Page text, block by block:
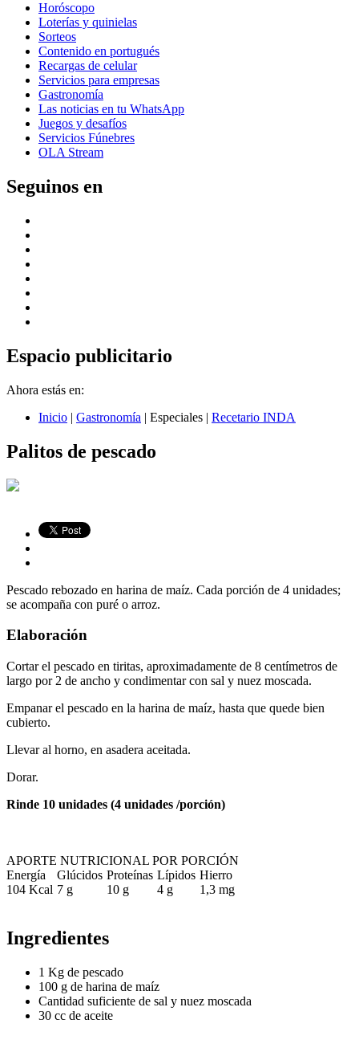
Horóscopo
Loterías y quinielas
Sorteos
Contenido en portugués
Recargas de celular
Servicios para empresas
Gastronomía
Las noticias en tu WhatsApp
Juegos y desafíos
Servicios Fúnebres
OLA Stream
Seguinos en
Espacio publicitario
Ahora estás en:
Inicio | Gastronomía | Especiales | Recetario INDA
Palitos de pescado
Pescado rebozado en harina de maíz. Cada porción de 4 unidades;
se acompaña con puré o arroz.
Elaboración
Cortar el pescado en tiritas, aproximadamente de 8 centímetros de
largo por 2 de ancho y condimentar con sal y nuez moscada.
Empanar el pescado en la harina de maíz, hasta que quede bien
cubierto.
Llevar al horno, en asadera aceitada.
Dorar.
Rinde 10 unidades (4 unidades /porción)
APORTE NUTRICIONAL POR PORCIÓN
Energía
Glúcidos Proteínas Lípidos Hierro
104 Kcal 7 g 10 g 4 g 1,3 mg
Ingredientes
1 Kg de pescado
100 g de harina de maíz
Cantidad suficiente de sal y nuez moscada
30 cc de aceite